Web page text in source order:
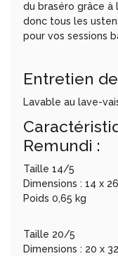
du braséro grâce
donc tous les
pour vos sessions
Entretien
Lavable au lave-
Remundi :
Taille 14/5
Dimensions : 14 x
Poids 0,65 kg
Taille 20/5
Dimensions : 20 x